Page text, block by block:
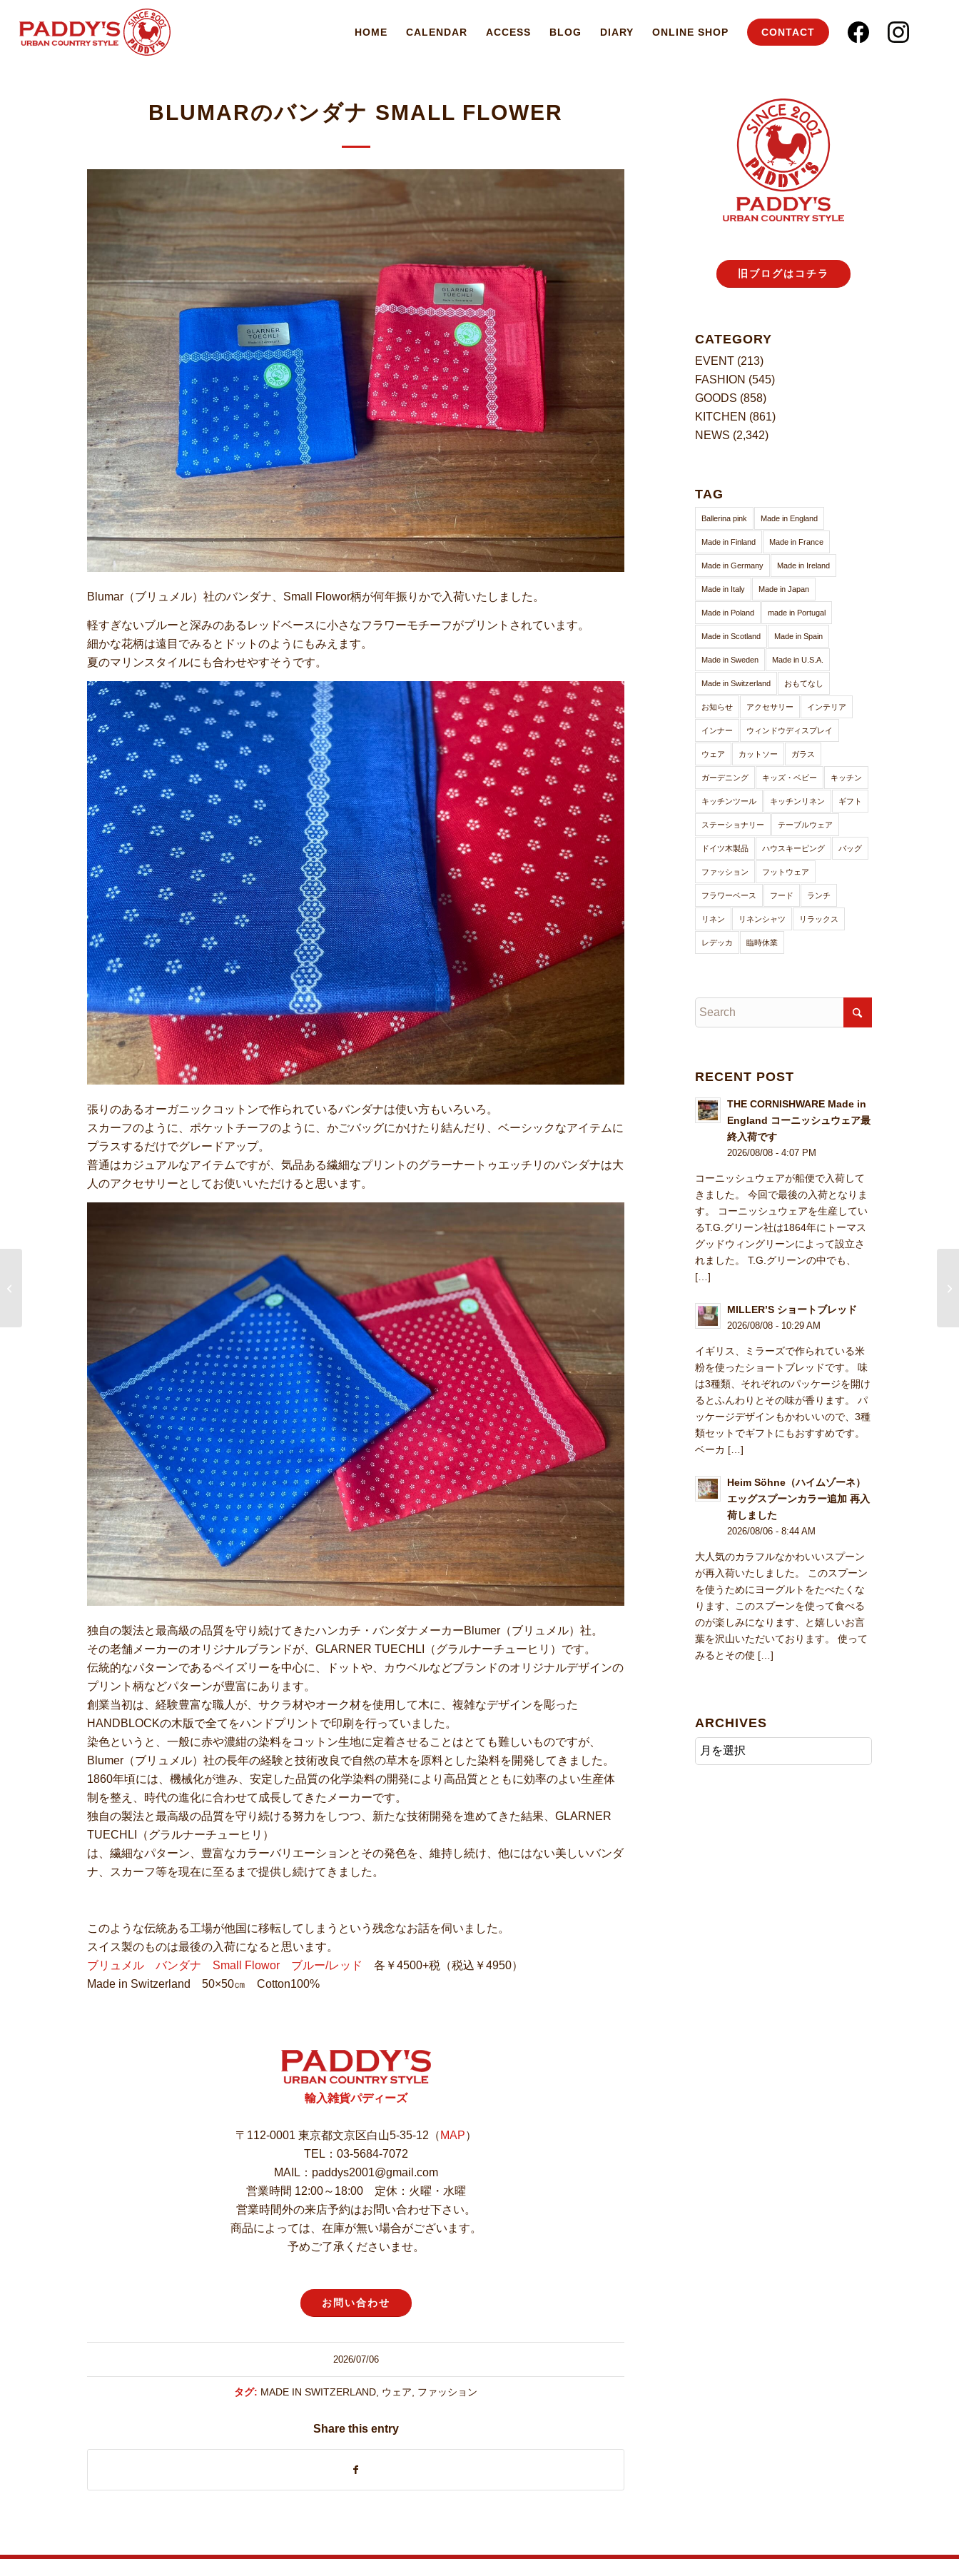
HOME CALENDAR ACCESS BLOG DIARY ONLINE SHOP CONTACT
BLUMARのバンダナ SMALL FLOWER
Blumar（ブリュメル）社のバンダナ、Small Flowor柄が何年振りかで入荷いたしました。
軽すぎないブルーと深みのあるレッドベースに小さなフラワーモチーフがプリントされています。
細かな花柄は遠目でみるとドットのようにもみえます。
夏のマリンスタイルにも合わせやすそうです。
張りのあるオーガニックコットンで作られているバンダナは使い方もいろいろ。
スカーフのように、ポケットチーフのように、かごバッグにかけたり結んだり、ベーシックなアイテムに
プラスするだけでグレードアップ。
普通はカジュアルなアイテムですが、気品ある繊細なプリントのグラーナートゥエッチリのバンダナは大
人のアクセサリーとしてお使いいただけると思います。
独自の製法と最高級の品質を守り続けてきたハンカチ・バンダナメーカーBlumer（ブリュメル）社。
その老舗メーカーのオリジナルブランドが、GLARNER TUECHLI（グラルナーチューヒリ）です。
伝統的なパターンであるペイズリーを中心に、ドットや、カウベルなどブランドのオリジナルデザインの
プリント柄などパターンが豊富にあります。
創業当初は、経験豊富な職人が、サクラ材やオーク材を使用して木に、複雑なデザインを彫った
HANDBLOCKの木版で全てをハンドプリントで印刷を行っていました。
染色というと、一般に赤や濃紺の染料をコットン生地に定着させることはとても難しいものですが、
Blumer（ブリュメル）社の長年の経験と技術改良で自然の草木を原料とした染料を開発してきました。
1860年頃には、機械化が進み、安定した品質の化学染料の開発により高品質とともに効率のよい生産体
制を整え、時代の進化に合わせて成長してきたメーカーです。
独自の製法と最高級の品質を守り続ける努力をしつつ、新たな技術開発を進めてきた結果、GLARNER
TUECHLI（グラルナーチューヒリ）
は、繊細なパターン、豊富なカラーバリエーションとその発色を、維持し続け、他にはない美しいバンダ
ナ、スカーフ等を現在に至るまで提供し続けてきました。
このような伝統ある工場が他国に移転してしまうという残念なお話を伺いました。
スイス製のものは最後の入荷になると思います。
ブリュメル バンダナ Small Flowor ブルー/レッド
各￥4500+税（税込￥4950）
Made in Switzerland 50×50㎝ Cotton100%
輸入雑貨パディーズ
〒112-0001 東京都文京区白山5-35-12（ MAP）
TEL：03-5684-7072
MAIL：paddys2001@gmail.com
営業時間 12:00～18:00 定休：火曜・水曜
営業時間外の来店予約はお問い合わせ下さい。
商品によっては、在庫が無い場合がございます。
予めご了承くださいませ。
お問い合わせ
2026/07/06
タグ: MADE IN SWITZERLAND ウェア ファッション
Share this entry
旧ブログはコチラ
CATEGORY
EVENT (213)
FASHION (545)
GOODS (858)
KITCHEN (861)
NEWS (2,342)
TAG
Ballerina pink Made in England
Made in Finland Made in France
Made in Germany Made in Ireland
Made in Italy Made in Japan
Made in Poland made in Portugal
Made in Scotland Made in Spain
Made in Sweden Made in U.S.A.
Made in Switzerland おもてなし
お知らせ アクセサリー インテリア
インナー ウィンドウディスプレイ
ウェア カットソー ガラス
ガーデニング キッズ・ベビー キッチン
キッチンツール キッチンリネン ギフト
ステーショナリー テーブルウェア
ドイツ木製品 ハウスキーピング バッグ
ファッション フットウェア
フラワーベース フード ランチ
リネン リネンシャツ リラックス
レデッカ 臨時休業
RECENT POST
THE CORNISHWARE Made in
England コーニッシュウェア最
終入荷です
2026/08/08 - 4:07 PM
コーニッシュウェアが船便で入荷して
きました。 今回で最後の入荷となりま
す。 コーニッシュウェアを生産してい
るT.G.グリーン社は1864年にトーマス
グッドウィングリーンによって設立さ
れました。 T.G.グリーンの中でも、
[…]
MILLER’S ショートブレッド
2026/08/08 - 10:29 AM
イギリス、ミラーズで作られている米
粉を使ったショートブレッドです。 味
は3種類、それぞれのパッケージを開け
るとふんわりとその味が香ります。 パ
ッケージデザインもかわいいので、3種
類セットでギフトにもおすすめです。
ベーカ […]
Heim Söhne（ハイムゾーネ）
エッグスプーンカラー追加 再入
荷しました
2026/08/06 - 8:44 AM
大人気のカラフルなかわいいスプーン
が再入荷いたしました。 このスプーン
を使うためにヨーグルトをたべたくな
ります、このスプーンを使って食べる
のが楽しみになります、と嬉しいお言
葉を沢山いただいております。 使って
みるとその使 […]
ARCHIVES